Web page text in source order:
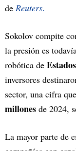
de Reuters.
Sokolov compite
la presión es
robótica de
inversores
sector, una cifra
millones de 2024,
La mayor parte de